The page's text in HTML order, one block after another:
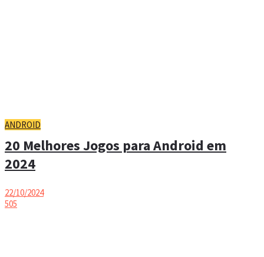
ANDROID
20 Melhores Jogos para Android em
2024
22/10/2024
505